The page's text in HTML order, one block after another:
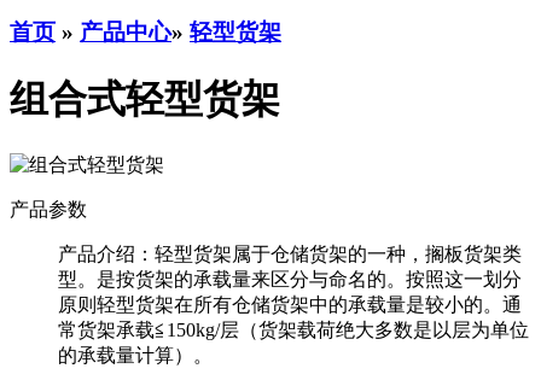
首页 » 产品中心» 轻型货架
组合式轻型货架
产品参数
产品介绍： 轻型货架属于仓储货架的一种，搁板货架类
型。是按货架的承载量来区分与命名的。按照这一划分
原则轻型货架在所有仓储货架中的承载量是较小的。通
常货架承载≦150kg/层（货架载荷绝大多数是以层为单位
的承载量计算）。